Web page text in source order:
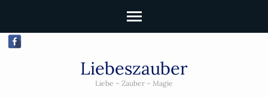
Liebeszauber
Liebe – Zauber – Magie